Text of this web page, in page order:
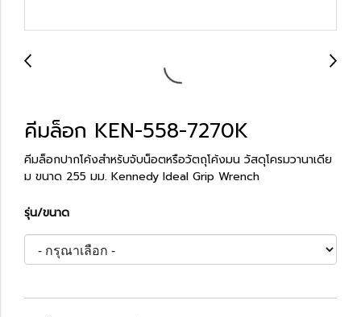
คีมล็อก KEN-558-7270K
คีมล็อกปากโค้งสำหรับจับน็อตหรือวัตถุโค้งมน วัสดุโครมวานาเดีย
ม ขนาด 255 มม. Kennedy Ideal Grip Wrench
รุ่น/ขนาด